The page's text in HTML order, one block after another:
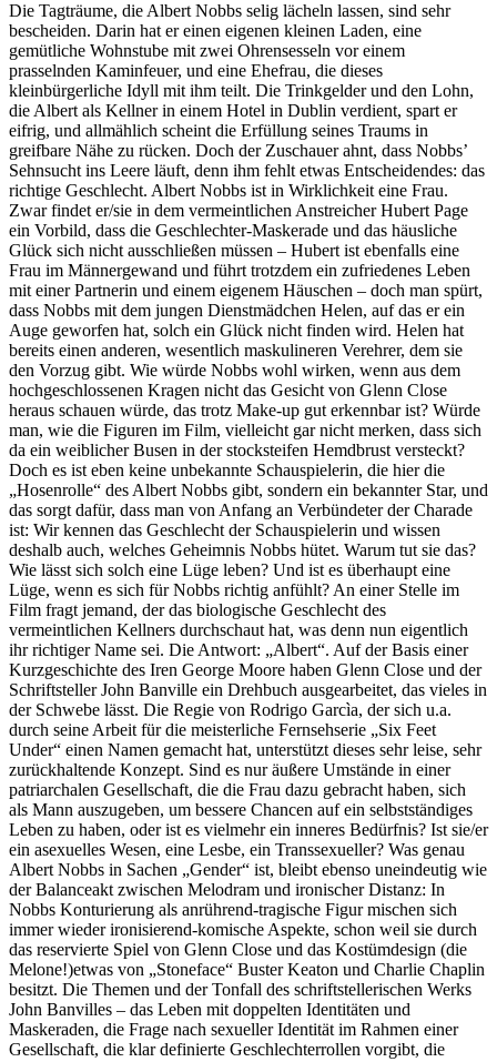
Die Tagträume, die Albert Nobbs selig lächeln lassen, sind sehr
bescheiden. Darin hat er einen eigenen kleinen Laden, eine
gemütliche Wohnstube mit zwei Ohrensesseln vor einem
prasselnden Kaminfeuer, und eine Ehefrau, die dieses
kleinbürgerliche Idyll mit ihm teilt. Die Trinkgelder und den Lohn,
die Albert als Kellner in einem Hotel in Dublin verdient, spart er
eifrig, und allmählich scheint die Erfüllung seines Traums in
greifbare Nähe zu rücken. Doch der Zuschauer ahnt, dass Nobbs’
Sehnsucht ins Leere läuft, denn ihm fehlt etwas Entscheidendes: das
richtige Geschlecht. Albert Nobbs ist in Wirklichkeit eine Frau.
Zwar findet er/sie in dem vermeintlichen Anstreicher Hubert Page
ein Vorbild, dass die Geschlechter-Maskerade und das häusliche
Glück sich nicht ausschließen müssen – Hubert ist ebenfalls eine
Frau im Männergewand und führt trotzdem ein zufriedenes Leben
mit einer Partnerin und einem eigenem Häuschen – doch man spürt,
dass Nobbs mit dem jungen Dienstmädchen Helen, auf das er ein
Auge geworfen hat, solch ein Glück nicht finden wird. Helen hat
bereits einen anderen, wesentlich maskulineren Verehrer, dem sie
den Vorzug gibt. Wie würde Nobbs wohl wirken, wenn aus dem
hochgeschlossenen Kragen nicht das Gesicht von Glenn Close
heraus schauen würde, das trotz Make-up gut erkennbar ist? Würde
man, wie die Figuren im Film, vielleicht gar nicht merken, dass sich
da ein weiblicher Busen in der stocksteifen Hemdbrust versteckt?
Doch es ist eben keine unbekannte Schauspielerin, die hier die
„Hosenrolle“ des Albert Nobbs gibt, sondern ein bekannter Star, und
das sorgt dafür, dass man von Anfang an Verbündeter der Charade
ist: Wir kennen das Geschlecht der Schauspielerin und wissen
deshalb auch, welches Geheimnis Nobbs hütet. Warum tut sie das?
Wie lässt sich solch eine Lüge leben? Und ist es überhaupt eine
Lüge, wenn es sich für Nobbs richtig anfühlt? An einer Stelle im
Film fragt jemand, der das biologische Geschlecht des
vermeintlichen Kellners durchschaut hat, was denn nun eigentlich
ihr richtiger Name sei. Die Antwort: „Albert“. Auf der Basis einer
Kurzgeschichte des Iren George Moore haben Glenn Close und der
Schriftsteller John Banville ein Drehbuch ausgearbeitet, das vieles in
der Schwebe lässt. Die Regie von Rodrigo Garcìa, der sich u.a.
durch seine Arbeit für die meisterliche Fernsehserie „Six Feet
Under“ einen Namen gemacht hat, unterstützt dieses sehr leise, sehr
zurückhaltende Konzept. Sind es nur äußere Umstände in einer
patriarchalen Gesellschaft, die die Frau dazu gebracht haben, sich
als Mann auszugeben, um bessere Chancen auf ein selbstständiges
Leben zu haben, oder ist es vielmehr ein inneres Bedürfnis? Ist sie/er
ein asexuelles Wesen, eine Lesbe, ein Transsexueller? Was genau
Albert Nobbs in Sachen „Gender“ ist, bleibt ebenso uneindeutig wie
der Balanceakt zwischen Melodram und ironischer Distanz: In
Nobbs Konturierung als anrührend-tragische Figur mischen sich
immer wieder ironisierend-komische Aspekte, schon weil sie durch
das reservierte Spiel von Glenn Close und das Kostümdesign (die
Melone!)etwas von „Stoneface“ Buster Keaton und Charlie Chaplin
besitzt. Die Themen und der Tonfall des schriftstellerischen Werks
John Banvilles – das Leben mit doppelten Identitäten und
Maskeraden, die Frage nach sexueller Identität im Rahmen einer
Gesellschaft, die klar definierte Geschlechterrollen vorgibt, die